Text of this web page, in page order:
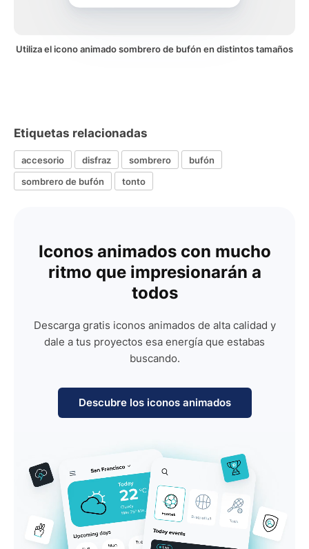
Utiliza el icono animado sombrero de bufón en distintos tamaños
Etiquetas relacionadas
accesorio disfraz sombrero
bufón
sombrero de bufón
tonto
Iconos animados con mucho
ritmo que impresionarán a
todos
Descarga gratis iconos animados de alta calidad y
dale a tus proyectos esa energía que estabas
buscando.
Descubre los iconos animados